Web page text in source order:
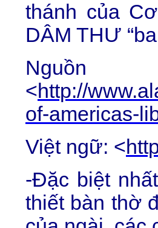
thánh của
DÂM THƯ
<http://
of-americas-
Việt ngữ: <
-Đặc biệt
thiết bàn thờ